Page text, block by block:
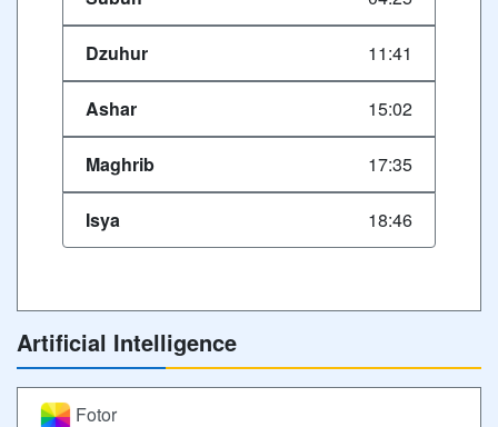
Dzuhur 11:41
Ashar 15:02
Maghrib 17:35
Isya 18:46
Artificial Intelligence
Fotor